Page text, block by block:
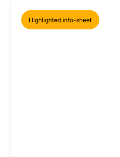
Highlighted info-sheet